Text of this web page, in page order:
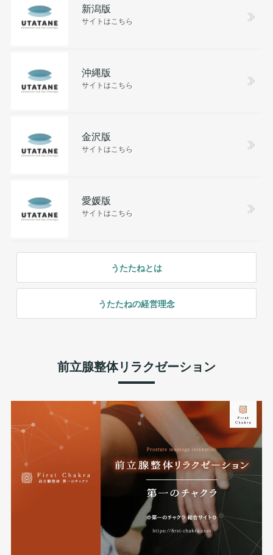
新潟版
サイトはこちら
沖縄版
サイトはこちら
金沢版
サイトはこちら
愛媛版
サイトはこちら
うたたねとは
うたたねの経営理念
前立腺整体リラクゼーション